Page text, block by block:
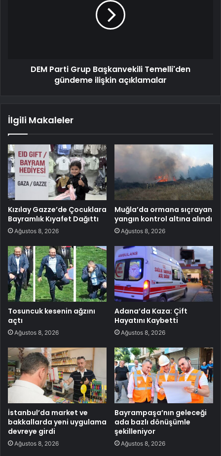
DEM Parti Grup Başkanvekili Temelli'den
gündeme ilişkin açıklamalar
İlgili Makaleler
Kızılay Gazze’de Çocuklara
Bayramlık Kıyafet Dağıttı
Ağustos 8, 2026
Muğla’da ormana sıçrayan
yangın kontrol altına alındı
Ağustos 8, 2026
Tosuncuk kesenin ağzını
açtı
Ağustos 8, 2026
Adana’da Kaza: Çift
Hayatını Kaybetti
Ağustos 8, 2026
İstanbul’da market ve
bakkallarda yeni uygulama
devreye girdi
Ağustos 8, 2026
Bayrampaşa’nın geleceği
ada bazlı dönüşümle
şekilleniyor
Ağustos 8, 2026